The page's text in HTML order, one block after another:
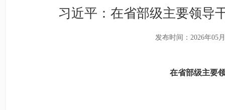
习近平：在省部级主要领导
发布时间：2026年05
在省部级主要